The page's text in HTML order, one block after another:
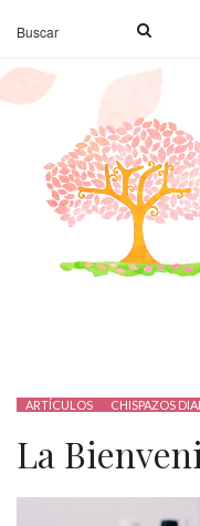
ARTÍCULOS CHISPAZOS
La